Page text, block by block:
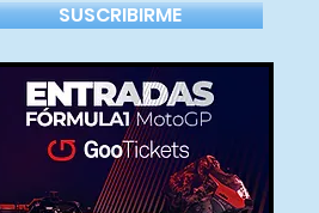
SUSCRIBIRME